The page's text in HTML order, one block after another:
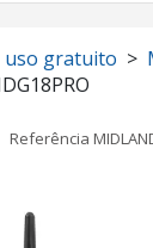
uso gratuito
Referência